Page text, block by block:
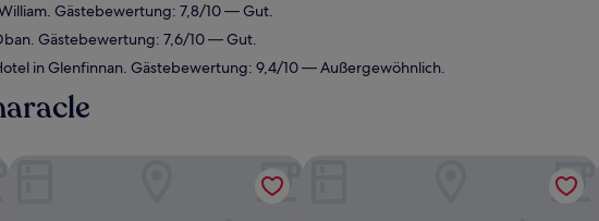
Gästebewertung: 7,8/10 — Gut.
Gästebewertung: 7,6/10 — Gut.
in Glenfinnan. Gästebewertung: 9,4/10 — Außergewöhnlich.